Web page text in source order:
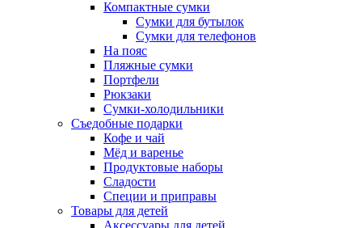
Компактные сумки
Сумки для бутылок
Сумки для телефонов
На пояс
Пляжные сумки
Портфели
Рюкзаки
Сумки-холодильники
Съедобные подарки
Кофе и чай
Мёд и варенье
Продуктовые наборы
Сладости
Специи и приправы
Товары для детей
Аксессуары для детей